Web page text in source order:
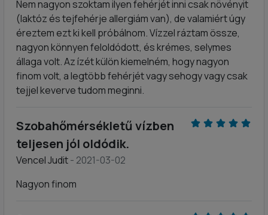
Nem nagyon szoktam ilyen fehérjét inni csak növényit
(laktóz és tejfehérje allergiám van), de valamiért úgy
éreztem ezt ki kell próbálnom. Vízzel ráztam össze,
nagyon könnyen feloldódott, és krémes, selymes
állaga volt. Az ízét külön kiemelném, hogy nagyon
finom volt, a legtöbb fehérjét vagy sehogy vagy csak
tejjel keverve tudom meginni.
Szobahőmérsékletű vízben
teljesen jól oldódik.
Vencel Judit- 2021-03-02
Nagyon finom